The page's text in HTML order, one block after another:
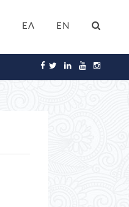
ΕΛ EN